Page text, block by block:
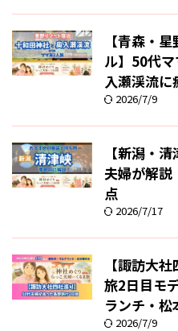
【青森・
ル】50代
入瀬渓流に
2026/7/9
【新潟・
夫婦が解説
点
2026/7/17
【諏訪大
旅2日目モ
ランチ・松
2026/7/9